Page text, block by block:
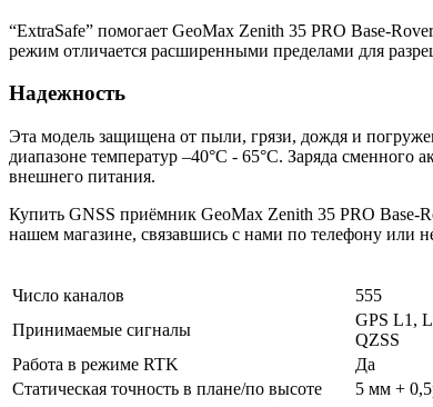
“ExtraSafe” помогает GeoMax Zenith 35 PRO Base-
режим отличается расширенными пределами для
Надежность
Эта модель защищена от пыли, грязи, дождя и
диапазоне температур –40°C - 65°C. Заряда
внешнего питания.
Купить GNSS приёмник GeoMax Zenith 35 PRO Base-
нашем магазине, связавшись с нами по телефону или
Число каналов
555
Принимаемые сигналы
GPS L1,
QZSS
Работа в режиме RTK
Да
Статическая точность в плане/по высоте
5 мм +